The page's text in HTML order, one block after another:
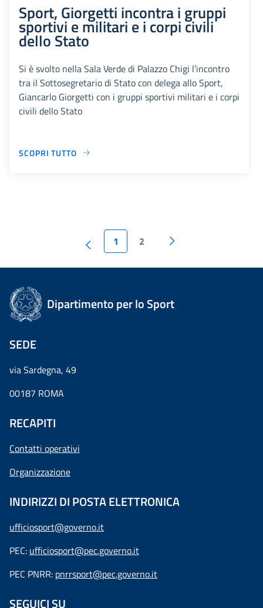
Sport, Giorgetti incontra i gruppi
sportivi e militari e i corpi civili
dello Stato
Si è svolto nella Sala Verde di Palazzo Chigi l’incontro
tra il Sottosegretario di Stato con delega allo Sport,
Giancarlo Giorgetti con i gruppi sportivi militari e i corpi
civili dello Stato
SCOPRI TUTTO
1 2
Dipartimento per lo Sport
SEDE
via Sardegna, 49
00187 ROMA
RECAPITI
Contatti operativi
Organizzazione
INDIRIZZI DI POSTA ELETTRONICA
ufficiosport@governo.it
PEC: ufficiosport@pec.governo.it
PEC PNRR: pnrrsport@pec.governo.it
SEGUICI SU